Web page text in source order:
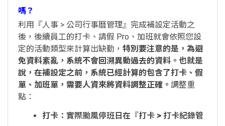
嗎？
利用『人事 > 公司行事曆管理』完成補設定活動之
後，後續員工的打卡、請假 Pro、加班就會依照您設
定的活動類型來計算出缺勤， 特別要注意的是，為避
免資料紊亂，系統不會回溯異動過去的資料。也就是
說，在補設定之前，系統已經計算的包含了打卡、假
單、加班單，需要人資來將資料調整正確。 調整重
點：
打卡 ：實際颱風停班日在『打卡 > 打卡紀錄管